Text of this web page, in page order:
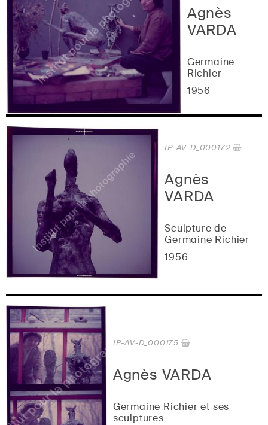
Agnès
VARDA
Germaine
Richier
1956
Agnès
VARDA
Sculpture de
Germaine Richier
1956
IP-AV-D_000172
Agnès VARDA
Germaine Richier et ses
sculptures
IP-AV-D_000175